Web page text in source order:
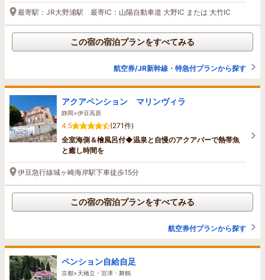
最寄駅：JR大野浦駅 最寄IC：山陽自動車道 大野IC または 大竹IC
この宿の宿泊プランをすべてみる
航空券/JR新幹線・特急付プランから探す
アクアペンション マリンヴィラ
静岡>伊豆高原
4.5
(271件)
全室海側＆檜風呂付◆温泉と自慢のアクアバーで熱帯魚
と癒し時間を
伊豆急行線城ヶ崎海岸駅下車徒歩15分
この宿の宿泊プランをすべてみる
航空券付プランから探す
ペンション自給自足
京都>天橋立・宮津・舞鶴